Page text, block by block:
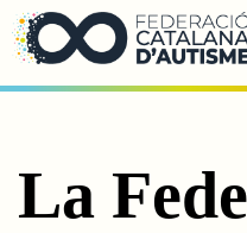
Saltar al contingut
La